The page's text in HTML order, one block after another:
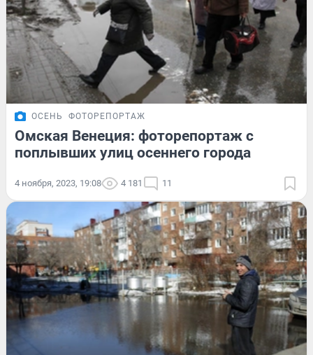
ОСЕНЬ ФОТОРЕПОРТАЖ
Омская Венеция: фоторепортаж с
поплывших улиц осеннего города
4 ноября, 2023, 19:08 4 181 11